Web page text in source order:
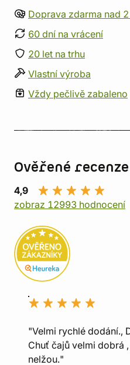
Doprava zdarma nad
60 dní na vrácení
20 let na trhu
Vlastní výroba
Vždy pečlivě zabaleno
Ověřené recenze
4,9
zobraz 12993 hodnocení
"Velmi rychlé dodání.,
Chuť čajů velmi dobrá
nelžou."